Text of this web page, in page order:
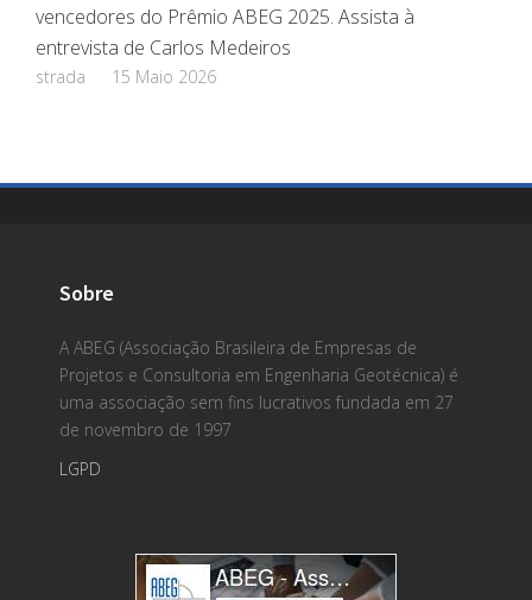
vencedores do Prêmio ABEG 2025. Assista à
entrevista de Carlos Medeiros
strada 15 Maio 2026
Sobre
A ABEG (Associação Brasileira de Empresas de
Projetos e Consultoria em Engenharia Geotécnica) é
uma associação sem fins lucrativos fundada em 27
de novembro de 1997
LGPD